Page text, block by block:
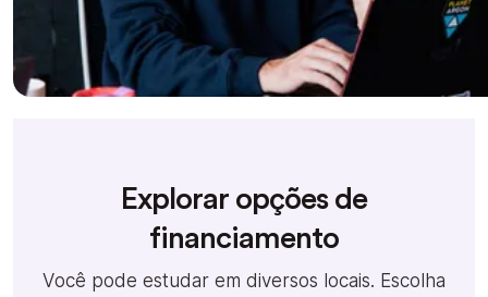
Explorar opções de
financiamento
Você pode estudar em diversos locais. Escolha